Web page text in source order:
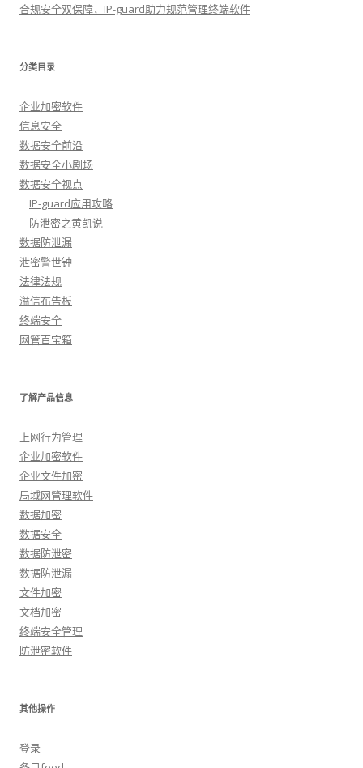
合规安全双保障，IP-guard助力规范管理终端软件
分类目录
企业加密软件
信息安全
数据安全前沿
数据安全小剧场
数据安全视点
IP-guard应用攻略
防泄密之黄凯说
数据防泄漏
泄密警世钟
法律法规
溢信布告板
终端安全
网管百宝箱
了解产品信息
上网行为管理
企业加密软件
企业文件加密
局域网管理软件
数据加密
数据安全
数据防泄密
数据防泄漏
文件加密
文档加密
终端安全管理
防泄密软件
其他操作
登录